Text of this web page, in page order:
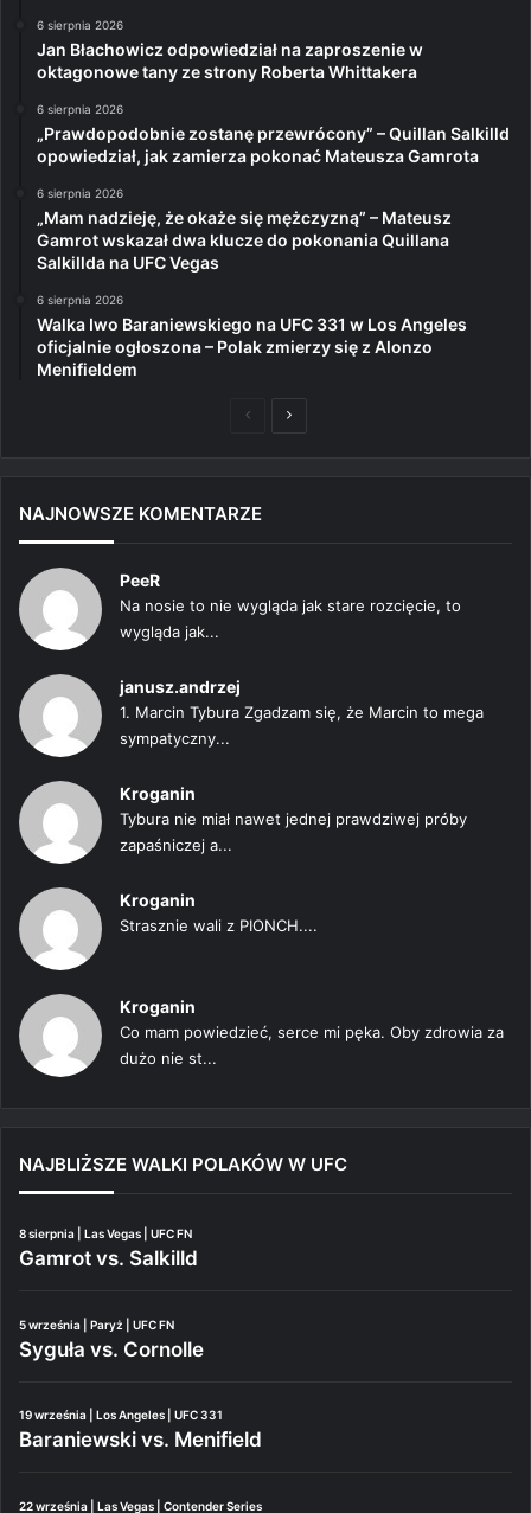
6 sierpnia 2026
Jan Błachowicz odpowiedział na zaproszenie w
oktagonowe tany ze strony Roberta Whittakera
6 sierpnia 2026
„Prawdopodobnie zostanę przewrócony” – Quillan Salkilld
opowiedział, jak zamierza pokonać Mateusza Gamrota
6 sierpnia 2026
„Mam nadzieję, że okaże się mężczyzną” – Mateusz
Gamrot wskazał dwa klucze do pokonania Quillana
Salkillda na UFC Vegas
6 sierpnia 2026
Walka Iwo Baraniewskiego na UFC 331 w Los Angeles
oficjalnie ogłoszona – Polak zmierzy się z Alonzo
Menifieldem
PoprzedniaNastępna
NAJNOWSZE KOMENTARZE
PeeR
Na nosie to nie wygląda jak stare rozcięcie, to
wygląda jak...
janusz.andrzej
1. Marcin Tybura Zgadzam się, że Marcin to mega
sympatyczny...
Kroganin
Tybura nie miał nawet jednej prawdziwej próby
zapaśniczej a...
Kroganin
Strasznie wali z PIONCH....
Kroganin
Co mam powiedzieć, serce mi pęka. Oby zdrowia za
dużo nie st...
NAJBLIŻSZE WALKI POLAKÓW W UFC
8 sierpnia | Las Vegas | UFC FN
Gamrot vs. Salkilld
5 września | Paryż | UFC FN
Syguła vs. Cornolle
19 września | Los Angeles | UFC 331
Baraniewski vs. Menifield
22 września | Las Vegas | Contender Series